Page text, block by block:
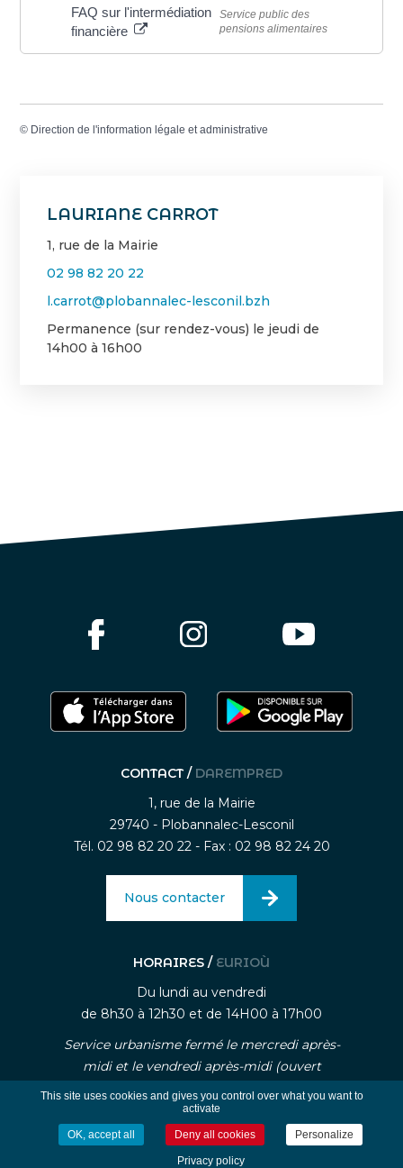
LAURIANE CARROT
1, rue de la Mairie
02 98 82 20 22
l.carrot@plobannalec-lesconil.bzh
Permanence (sur rendez-vous) le jeudi de
14h00 à 16h00
FAQ sur l'intermédiation
financière
Service public des
pensions alimentaires
© Direction de l'information légale et administrative
CONTACT / DAREMPRED
1, rue de la Mairie
29740 - Plobannalec-Lesconil
Tél. 02 98 82 20 22 - Fax : 02 98 82 24 20
Nous contacter
HORAIRES / EURIOÙ
Du lundi au vendredi
de 8h30 à 12h30 et de 14H00 à 17h00
Service urbanisme fermé le mercredi après-
midi et le vendredi après-midi (ouvert
Mentions légales-Traitement des données personnelle -Gestion des cookies
This site uses cookies and gives you control over what you want to
activate
OK, accept all Deny all cookies Personalize
Privacy policy